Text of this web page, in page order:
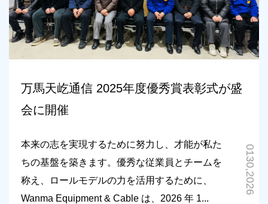
万馬天屹通信 2025年度優秀賞表彰式が盛
会に開催
本来の志を実現するために努力し、才能が私た
ちの基盤を築きます。優秀な従業員とチームを
称え、ロールモデルの力を活用するために、
Wanma Equipment & Cable は、2026 年 1...
0130,2026